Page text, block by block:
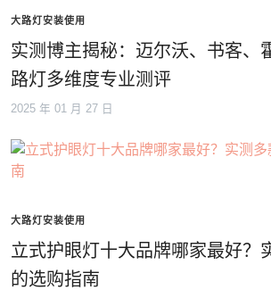
大路灯安装使用
实测博主揭秘：迈尔沃、书客、
路灯多维度专业测评
2025 年 01 月 27 日
大路灯安装使用
立式护眼灯十大品牌哪家最好？
的选购指南